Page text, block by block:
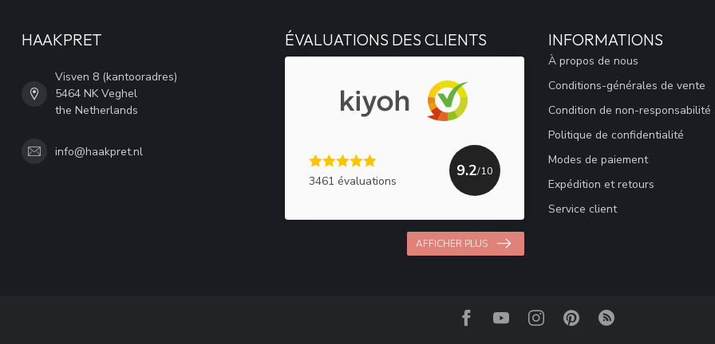
HAAKPRET
Visven 8 (kantooradres)
5464 NK Veghel
the Netherlands
info@haakpret.nl
ÉVALUATIONS DES CLIENTS
3461 évaluations
9.2/10
AFFICHER PLUS
INFORMATIONS
À propos de nous
Conditions-générales de vente
Condition de non-responsabilité
Politique de confidentialité
Modes de paiement
Expédition et retours
Service client